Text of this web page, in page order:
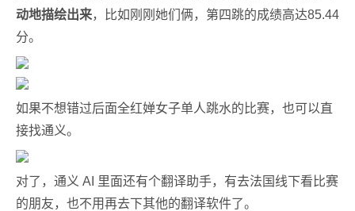
动地描绘出来，比如刚刚她们俩，第四跳的成绩高达85.44
分。
如果不想错过后面全红婵女子单人跳水的比赛，也可以直
接找通义。
对了，通义 AI 里面还有个翻译助手，有去法国线下看比赛
的朋友，也不用再去下其他的翻译软件了。